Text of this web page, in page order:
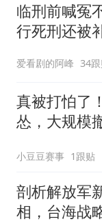
临刑前喊冤
行死刑还被
勒图被捕后
爱看剧的阿峰 34
真被打怕了
怂，大规模
小豆豆赛事 1跟贴
剖析解放军
相，台海战